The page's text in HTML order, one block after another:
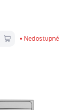
Nedostupné